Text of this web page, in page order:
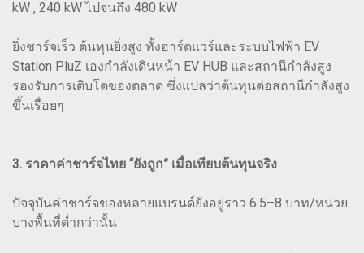
kW , 240 kW ไปจนถึง 480 kW
ยิ่งชาร์จเร็ว ต้นทุนยิ่งสูง ทั้งฮาร์ดแวร์และระบบไฟฟ้า EV
Station PluZ เองกำลังเดินหน้า EV HUB และสถานีกำลังสูง
รองรับการเติบโตของตลาด ซึ่งแปลว่าต้นทุนต่อสถานีกำลังสูง
ขึ้นเรื่อยๆ
3. ราคาค่าชาร์จไทย “ยังถูก” เมื่อเทียบต้นทุนจริง
ปัจจุบันค่าชาร์จของหลายแบรนด์ยังอยู่ราว 6.5–8 บาท/หน่วย
บางพื้นที่ต่ำกว่านั้น